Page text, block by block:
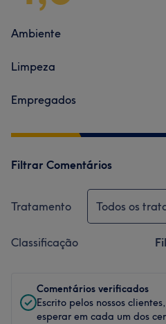
Ambiente
Limpeza
Empregados
Filtrar Comentários
Tratamento Todos os
Classificação
Comentários verificados
Escrito pelos nossos
esperar em cada um dos